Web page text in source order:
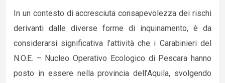
In un contesto di accresciuta consapevolezza dei rischi
derivanti dalle diverse forme di inquinamento, è da
considerarsi significativa l’attività che i Carabinieri del
N.O.E. – Nucleo Operativo Ecologico di Pescara hanno
posto in essere nella provincia dell’Aquila, svolgendo